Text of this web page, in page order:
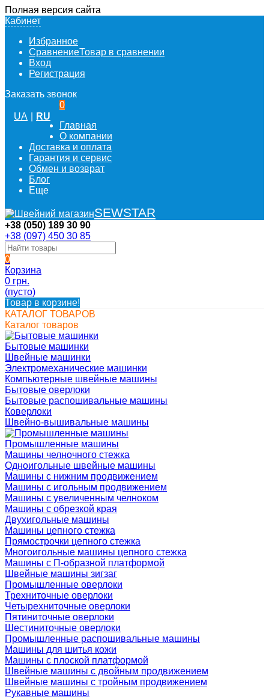
Полная версия сайта
Кабинет
Избранное
СравнениеТовар в сравнении
Вход
Регистрация
Заказать звонок
UA RU
0
Главная
О компании
Доставка и оплата
Гарантия и сервис
Обмен и возврат
Блог
Еще
SEWSTAR
+38 (050) 189 30 90
+38 (097) 450 30 85
0
Корзина
0 грн.
(пусто)
Товар в корзине!
КАТАЛОГ ТОВАРОВ
Каталог товаров
Бытовые машинки
Швейные машинки
Электромеханические машинки
Компьютерные швейные машины
Бытовые оверлоки
Бытовые распошивальные машины
Коверлоки
Швейно-вышивальные машины
Промышленные машины
Машины челночного стежка
Одноигольные швейные машины
Машины с нижним продвижением
Машины с игольным продвижением
Машины с увеличенным челноком
Машины с обрезкой края
Двухигольные машины
Машины цепного стежка
Прямострочки цепного стежка
Многоигольные машины цепного стежка
Машины с П-образной платформой
Швейные машины зигзаг
Промышленные оверлоки
Трехниточные оверлоки
Четырехниточные оверлоки
Пятиниточные оверлоки
Шестиниточные оверлоки
Промышленные распошивальные машины
Машины для шитья кожи
Машины с плоской платформой
Швейные машины с двойным продвижением
Швейные машины с тройным продвижением
Рукавные машины